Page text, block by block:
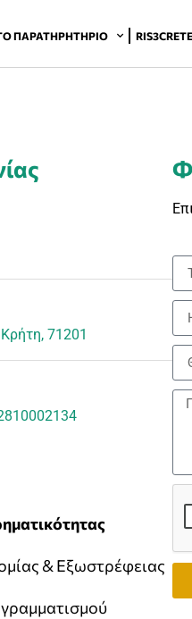
ΠΑΡΑΤΗΡΗΤΉΡΙΟ RIS3CRETE
71201
& Εξωστρέφειας